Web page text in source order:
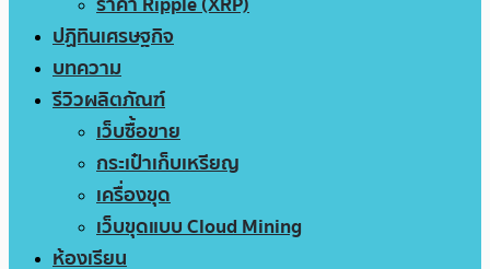
ปฏิทินเศรษฐกิจ
บทความ
รีวิวผลิตภัณฑ์
เว็บซื้อขาย
กระเป๋าเก็บเหรียญ
เครื่องขุด
เว็บขุดแบบ Cloud Mining
ห้องเรียน